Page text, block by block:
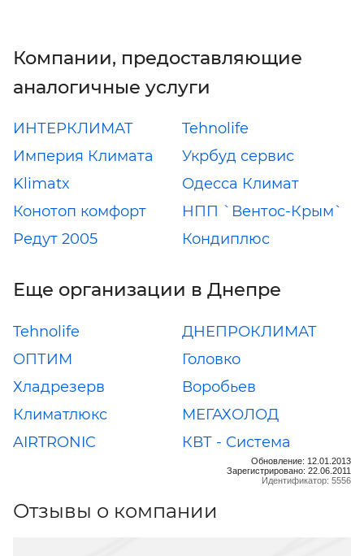
Компании, предоставляющие
аналогичные услуги
ИНТЕРКЛИМАТ
Tehnolife
Империя Климата
Укрбуд сервис
Klimatx
Одесса Климат
Конотоп комфорт
НПП `Вентос-Крым`
Редут 2005
Кондиплюс
Еще организации в Днепре
Tehnolife
ДНЕПРОКЛИМАТ
ОПТИМ
Головко
Хладрезерв
Воробьев
Климатлюкс
МЕГАХОЛОД
AIRTRONIC
КВТ - Система
Обновление: 12.01.2013
Зарегистрировано: 22.06.2011
Идентификатор: 5556
Отзывы о компании